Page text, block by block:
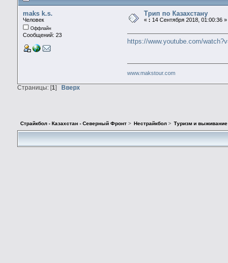
maks k.s.
Человек
Оффлайн
Сообщений: 23
Трип по Казахстану
« : 14 Сентября 2018, 01:00:36 »
https://www.youtube.com/
www.makstour.com
Страницы: [1] Вверх
Страйкбол - Казахстан - Северный Фронт > Нестрайкбол > Туризм и выживание